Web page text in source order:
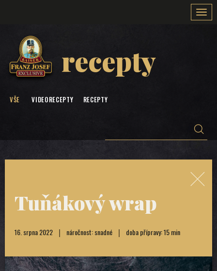
recepty
VŠE VIDEORECEPTY RECEPTY
Tuňákový wrap
16. srpna 2022 náročnost: snadné doba přípravy: 15 min